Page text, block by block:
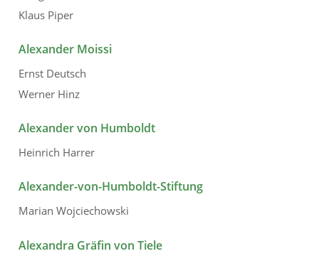
Klaus Piper
Alexander Moissi
Ernst Deutsch
Werner Hinz
Alexander von Humboldt
Heinrich Harrer
Alexander-von-Humboldt-Stiftung
Marian Wojciechowski
Alexandra Gräfin von Tiele